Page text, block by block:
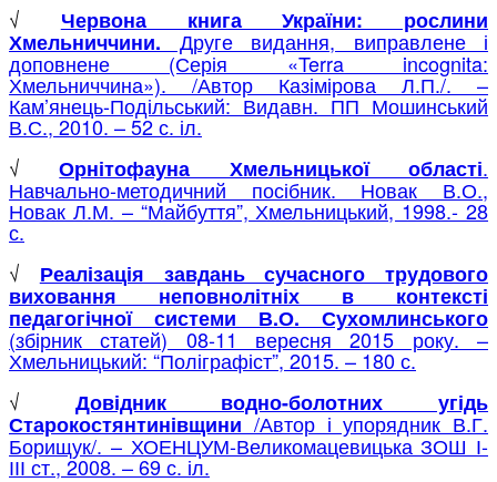
√ Червона книга України: рослини
Хмельниччини. Друге видання, виправлене і
доповнене (Серія «Terra incognita:
Хмельниччина»). /Автор Казімірова Л.П./. –
Кам’янець-Подільський: Видавн. ПП Мошинський
В.С., 2010. – 52 с. іл.
√Орнітофауна Хмельницької області.
Навчально-методичний посібник. Новак В.О.,
Новак Л.М. – “Майбуття”, Хмельницький, 1998.- 28
с.
√ Реалізація завдань сучасного трудового
виховання неповнолітніх в контексті
педагогічної системи В.О. Сухомлинського
(збірник статей) 08-11 вересня 2015 року. –
Хмельницький: “Поліграфіст”, 2015. – 180 с.
√ Довідник водно-болотних угідь
Старокостянтинівщини/Автор і упорядник В.Г.
Борищук/. – ХОЕНЦУМ-Великомацевицька ЗОШ І-
ІІІ ст., 2008. – 69 с. іл.